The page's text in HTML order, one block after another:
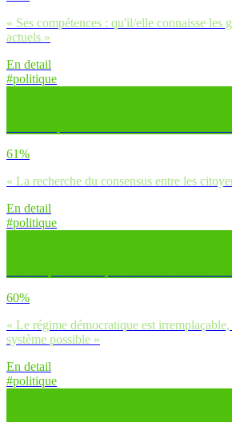
« Ses compétences : qu'il/elle connaisse les
actuels »
En detail
#politique
61%
« La recherche du consensus entre les
En detail
#politique
60%
« Le régime démocratique est
système possible »
En detail
#politique